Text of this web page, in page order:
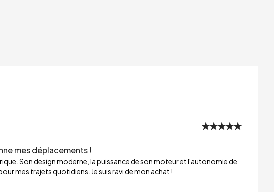
mes déplacements !
Son design moderne, la puissance de son moteur et l'autonomie de
mes trajets quotidiens. Je suis ravi de mon achat !